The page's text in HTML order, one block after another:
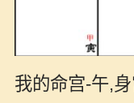
我的命宫-午,